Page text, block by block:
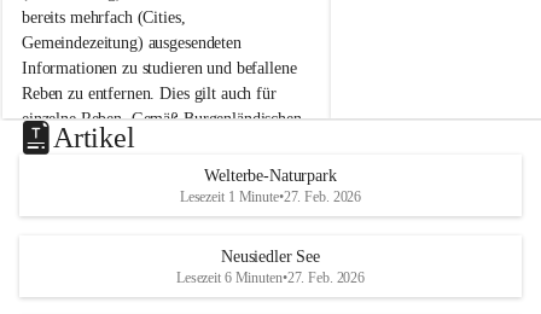
n
a
m
N
e
u
s
d
S
bereits mehrfach (Cities,
Gemeindezeitung) ausgesendeten
Informationen zu studieren und befallene
Reben zu entfernen. Dies gilt auch für
einzelne Reben. Gemäß Burgenländischen
Weinbaugesetz sind nicht gepflegte oder
unzulässige Weingärten zu roden! Bitte
helfen wir zusammen um unsere Winzer
vor den prognostizierten Ernteausfällen
und den daraus folgenden wirtschaftlichen
u
e
d
r
S
Artikel
Welterbe-Naturpark
Lesezeit 1 Minute•27. Feb. 2026
Neusiedler See
Lesezeit 6 Minuten•27. Feb. 2026